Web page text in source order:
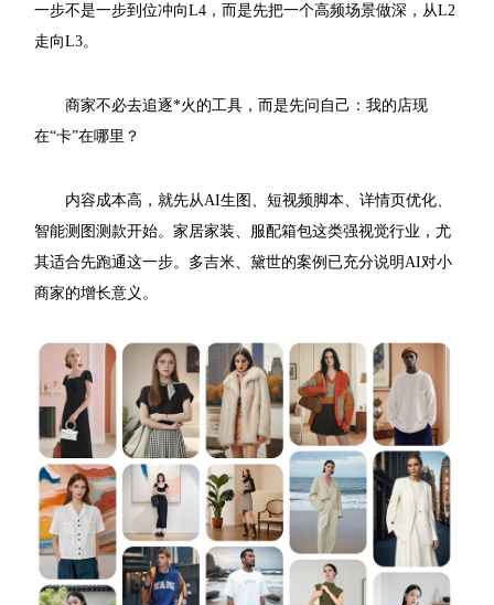
一步不是一步到位冲向L4，而是先把一个高频场景做深，从L2
走向L3。
商家不必去追逐*火的工具，而是先问自己：我的店现
在“卡”在哪里？
内容成本高，就先从AI生图、短视频脚本、详情页优化、
智能测图测款开始。家居家装、服配箱包这类强视觉行业，尤
其适合先跑通这一步。多吉米、黛世的案例已充分说明AI对小
商家的增长意义。